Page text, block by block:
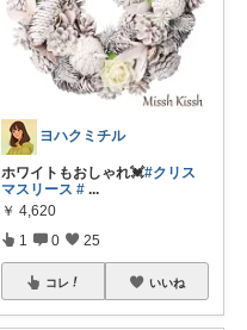
ヨハクミチル
ホワイトもおしゃれ💓#クリス
マスリース # ...
￥ 4,620
1 0 25
コレ いいね